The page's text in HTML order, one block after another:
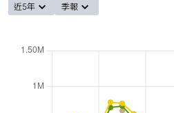
近5年 季報